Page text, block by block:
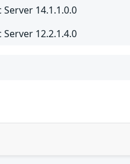
14.1.1.0.0
12.2.1.4.0